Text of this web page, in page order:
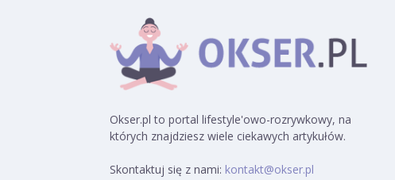
Okser.pl to portal lifestyle'owo-rozrywkowy, na
których znajdziesz wiele ciekawych artykułów.
Skontaktuj się z nami: kontakt@okser.pl